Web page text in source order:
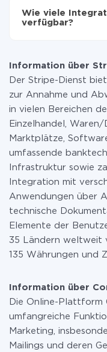
zahlen nur für die
Service von einem
Weitere
Wie viele
verfügbar?
Information über
Der Stripe-Dienst
zur Annahme und
in vielen Bereichen
Einzelhandel,
Marktplätze,
umfassende
Infrastruktur sowie
Integration mit
Anwendungen über
technische
Elemente der
35 Ländern weltweit
135 Währungen und
Information über
Die Online-
umfangreiche
Marketing,
Mailings und deren